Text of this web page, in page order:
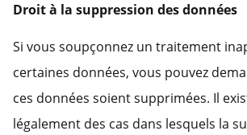
Droit à la suppression des données
Si vous soupçonnez un traitement
certaines données, vous pouvez
ces données soient supprimées. Il
légalement des cas dans lesquels la